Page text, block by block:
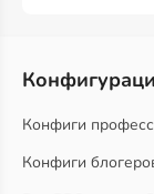
Конфиги
Конфиги